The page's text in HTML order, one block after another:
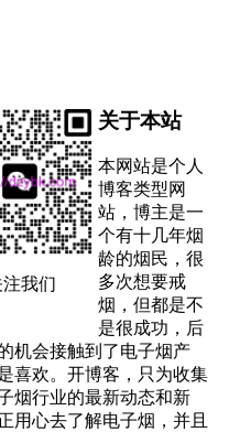
注我们
关于本站
本网站是个人
博客类型网
站，博主是一
个有十几年烟
龄的烟民，很
多次想要戒
烟，但都是不
是很成功，后
机会接触到了电子烟产
喜欢。开博客，只为收集
烟行业的最新动态和新
用心去了解电子烟，并且